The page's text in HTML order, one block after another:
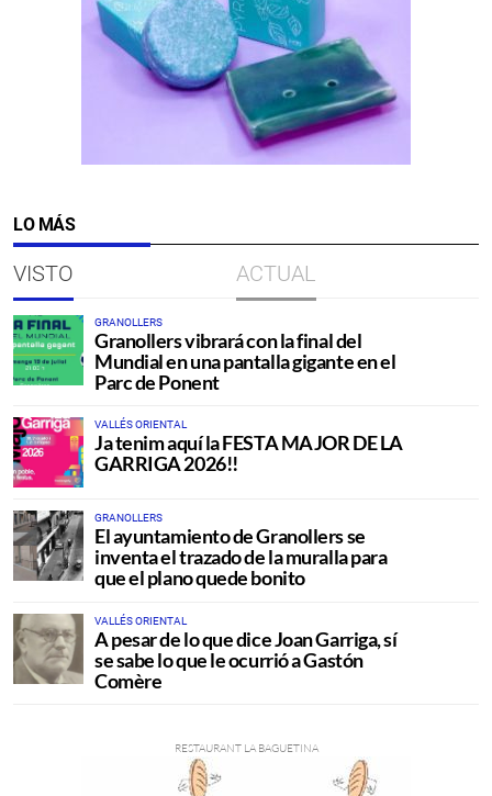
LO MÁS
VISTO ACTUAL
GRANOLLERS
Granollers vibrará con la final del
Mundial en una pantalla gigante en el
Parc de Ponent
VALLÉS ORIENTAL
Ja tenim aquí la FESTA MAJOR DE LA
GARRIGA 2026!!
GRANOLLERS
El ayuntamiento de Granollers se
inventa el trazado de la muralla para
que el plano quede bonito
VALLÉS ORIENTAL
A pesar de lo que dice Joan Garriga, sí
se sabe lo que le ocurrió a Gastón
Comère